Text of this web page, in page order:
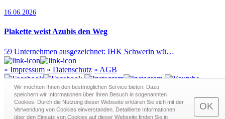
16.06.2026
Plakette weist Azubis den Weg
59 Unternehmen ausgezeichnet: IHK Schwerin wü…
» Impressum » Datenschutz » AGB
Redaktion · Graf-Schack-Alle 8 · 19053 Schwerin
Telefon:0385 - 63 83 281· Fax: 0385 - 63 83 279 · Mail:
Wir möchten Ihnen den bestmöglichen Service bieten. Dazu
speichern wir Informationen über Ihren Besuch in sogenann­ten
Cookies. Durch die Nutzung dieser Webseite erklären Sie sich mit der
Verwendung von Cookies einverstanden. Detaillierte Informationen
über den Einsatz von Cookies auf dieser Webseite finden Sie in
OK